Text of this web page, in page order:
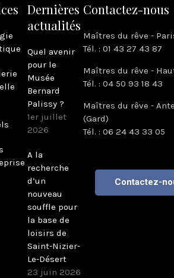
Dernières
actualités
Quel avenir
pour le
Musée
Bernard
Palissy ?
1er juillet
2026
A la
recherche
d’un
nouveau
souffle pour
la base de
loisirs de
Saint-Nizier-
Le-Désert
23 juin 2026
Contactez-nous
Maîtres du rêve -
Tél. : 01 43 27 43 87
Maîtres du rêve -
Tél. : 04 50 93 18 43
Maîtres du rêve -
(Gard)
Tél. : 06 24 43 33 05
Contactez-